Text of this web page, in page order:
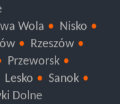
Wola
Nisko
Rzeszów
Przeworsk
Lesko